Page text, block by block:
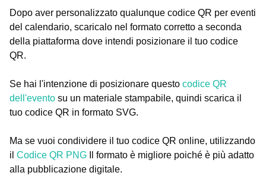
Dopo aver personalizzato qualunque codice QR per eventi
del calendario, scaricalo nel formato corretto a seconda
della piattaforma dove intendi posizionare il tuo codice
QR.
Se hai l'intenzione di posizionare questo codice QR
dell'evento su un materiale stampabile, quindi scarica il
tuo codice QR in formato SVG.
Ma se vuoi condividere il tuo codice QR online, utilizzando
il Codice QR PNG Il formato è migliore poiché è più adatto
alla pubblicazione digitale.